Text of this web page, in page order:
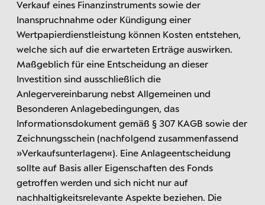
Verkauf eines Finanzinstruments sowie der
Inanspruchnahme oder Kündigung einer
Wertpapierdienstleistung können Kosten entstehen,
welche sich auf die erwarteten Erträge auswirken.
Maßgeblich für eine Entscheidung an dieser
Investition sind ausschließlich die
Anlegervereinbarung nebst Allgemeinen und
Besonderen Anlagebedingungen, das
Informationsdokument gemäß § 307 KAGB sowie der
Zeichnungsschein (nachfolgend zusammenfassend
»Verkaufsunterlagen«). Eine Anlageentscheidung
sollte auf Basis aller Eigenschaften des Fonds
getroffen werden und sich nicht nur auf
nachhaltigkeitsrelevante Aspekte beziehen. Die